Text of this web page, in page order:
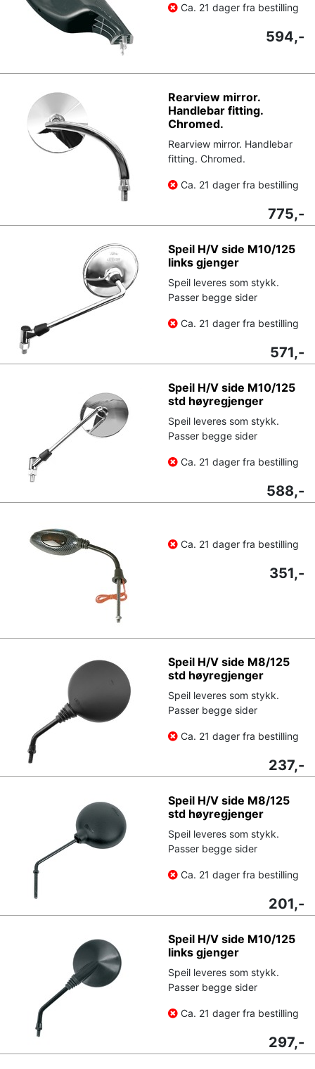
Ca. 21 dager fra bestilling
594,-
Rearview mirror.
Handlebar fitting.
Chromed.
Rearview mirror. Handlebar
fitting. Chromed.
Ca. 21 dager fra bestilling
775,-
Speil H/V side M10/125
links gjenger
Speil leveres som stykk.
Passer begge sider
Ca. 21 dager fra bestilling
571,-
Speil H/V side M10/125
std høyregjenger
Speil leveres som stykk.
Passer begge sider
Ca. 21 dager fra bestilling
588,-
Ca. 21 dager fra bestilling
351,-
Speil H/V side M8/125
std høyregjenger
Speil leveres som stykk.
Passer begge sider
Ca. 21 dager fra bestilling
237,-
Speil H/V side M8/125
std høyregjenger
Speil leveres som stykk.
Passer begge sider
Ca. 21 dager fra bestilling
201,-
Speil H/V side M10/125
links gjenger
Speil leveres som stykk.
Passer begge sider
Ca. 21 dager fra bestilling
297,-